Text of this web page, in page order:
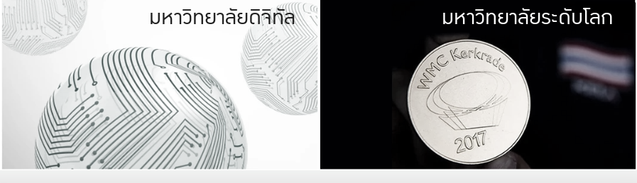
มหาวิทยาลัยรับผิดชอบต่อสังคม
ร่วมมือกับชุมชน เพื่อความกินดีอยู่ดี
และความสุขอย่างยั่งยืน
มองปัญหาในภาพกว้าง
แก้ไขจากปัญหาจุดเล็กๆ
มหาวิทยาลัยดิจิทัล มหาวิทยา
พร้อมที่จ
และผลักดันในการใช้ระบบส
เพื่อการทำงานแ
มหาวิทยาลัยระดับโลก